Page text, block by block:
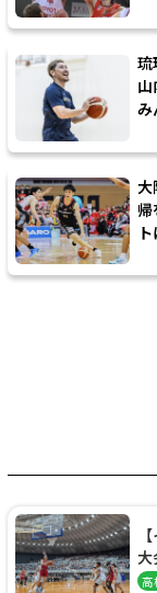
琉
み
大
大
阜
高